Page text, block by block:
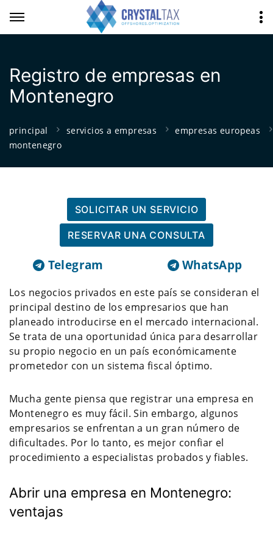
Registro de empresas en
Montenegro
principal servicios a empresas
empresas europeas
montenegro
SOLICITAR UN SERVICIO
RESERVAR UNA CONSULTA
Telegram WhatsApp
Los negocios privados en este país se consideran el
principal destino de los empresarios que han
planeado introducirse en el mercado internacional.
Se trata de una oportunidad única para desarrollar
su propio negocio en un país económicamente
prometedor con un sistema fiscal óptimo.
Mucha gente piensa que registrar una empresa en
Montenegro es muy fácil. Sin embargo, algunos
empresarios se enfrentan a un gran número de
dificultades. Por lo tanto, es mejor confiar el
procedimiento a especialistas probados y fiables.
Abrir una empresa en Montenegro:
ventajas